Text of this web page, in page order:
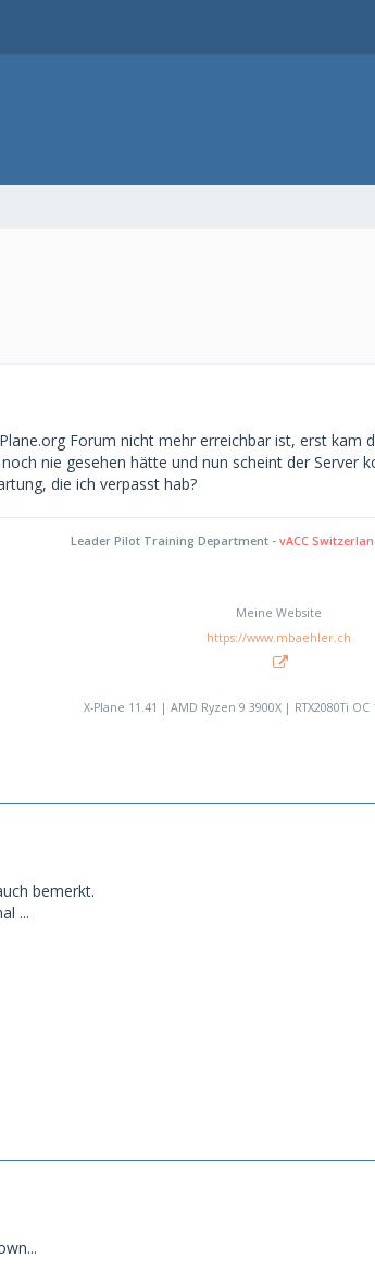
Forum nicht mehr erreichbar ist, erst kam
nie gesehen hätte und nun scheint der Server
die ich verpasst hab?
Leader Pilot Training Department - vACC
Meine Website
https://www.mbaehler.ch
X-Plane 11.41 | AMD Ryzen 9 3900X | RTX2080Ti OC
bemerkt.
...